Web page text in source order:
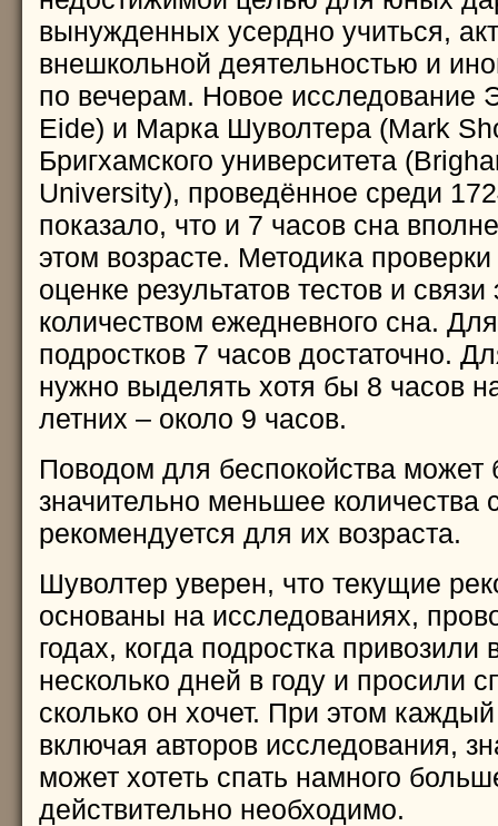
вынужденных усердно учиться,
внешкольной деятельностью и
по вечерам. Новое исследование
Eide) и Марка Шуволтера (Mark
Бригхамского университета
University), проведённое среди
показало, что и 7 часов сна
этом возрасте. Методика
оценке результатов тестов и связи
количеством ежедневного сна.
подростков 7 часов достаточно.
нужно выделять хотя бы 8 часов
летних – около 9 часов.
Поводом для беспокойства может
значительно меньшее количества
рекомендуется для их возраста.
Шуволтер уверен, что текущие
основаны на исследованиях,
годах, когда подростка
несколько дней в году и просили
сколько он хочет. При этом
включая авторов исследования,
может хотеть спать намного
действительно необходимо.